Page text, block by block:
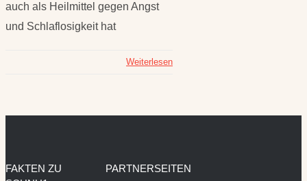
auch als Heilmittel gegen Angst
und Schlaflosigkeit hat
Weiterlesen
FAKTEN ZU
PARTNERSEITEN